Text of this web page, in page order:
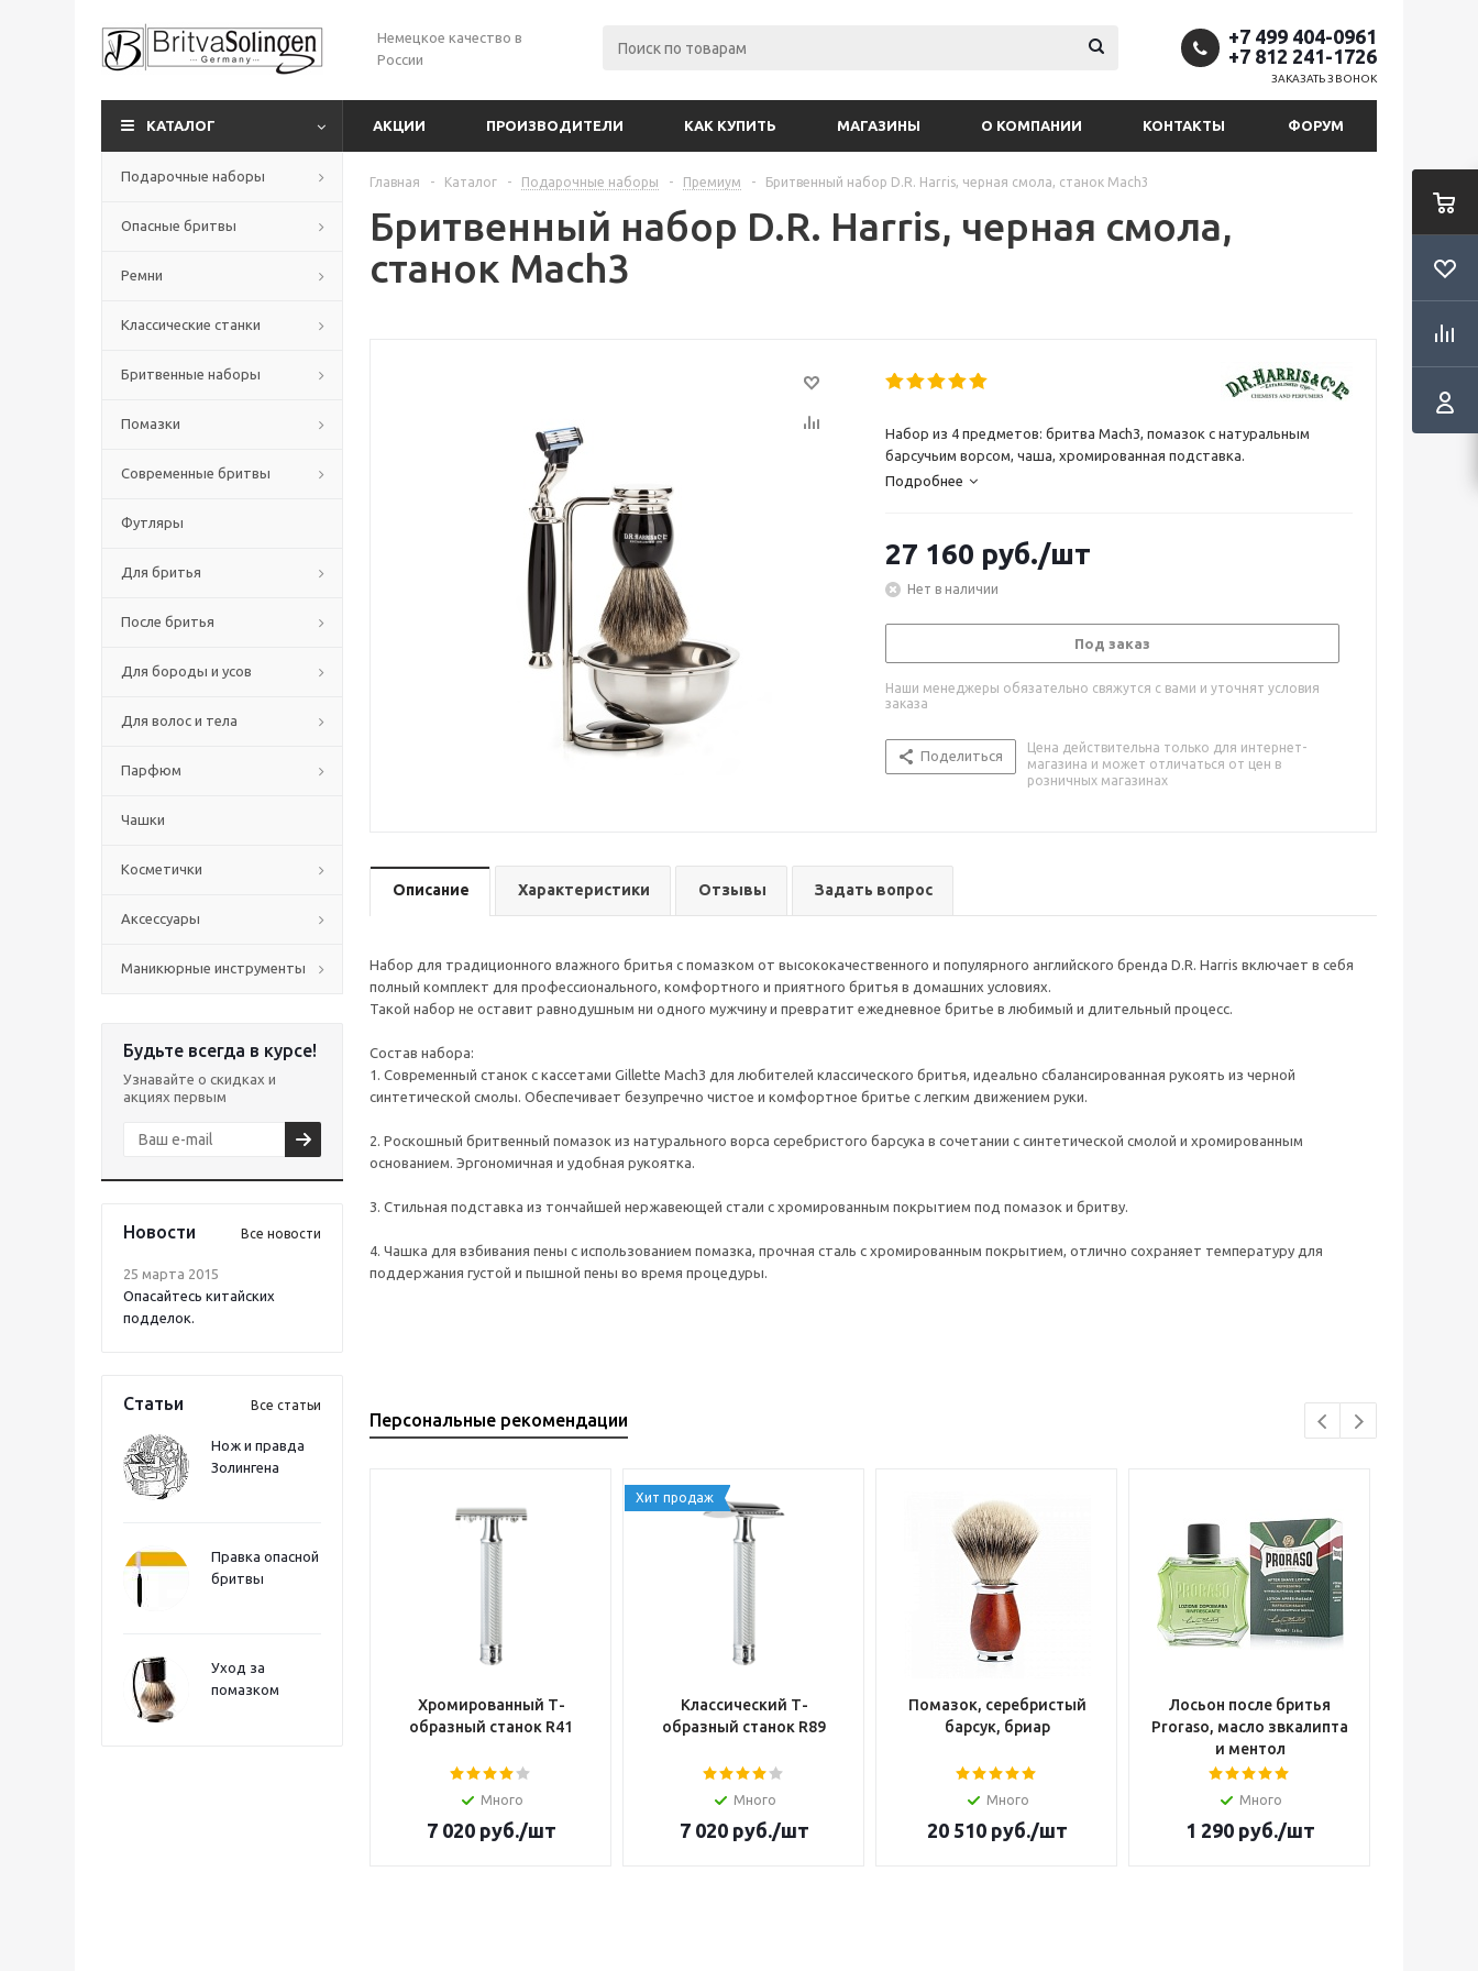
Немецкое качество в
России
+7 499 404-0961
+7 812 241-1726
ЗАКАЗАТЬ ЗВОНОК
КАТАЛОГ АКЦИИ ПРОИЗВОДИТЕЛИ КАК КУПИТЬ МАГАЗИНЫ О КОМПАНИИ КОНТАКТЫ ФОРУМ
Подарочные наборы
Опасные бритвы
Ремни
Классические станки
Бритвенные наборы
Помазки
Современные бритвы
Футляры
Для бритья
После бритья
Для бороды и усов
Для волос и тела
Парфюм
Чашки
Косметички
Аксессуары
Маникюрные инструменты
Будьте всегда в курсе!
Узнавайте о скидках и
акциях первым
Новости Все новости
25 марта 2015
Опасайтесь китайских
подделок.
Статьи Все статьи
Нож и правда
Золингена
Правка опасной
бритвы
Уход за
помазком
Главная - Каталог - Подарочные наборы - Премиум - Бритвенный набор D.R. Harris, черная смола, станок Mach3
Бритвенный набор D.R. Harris, черная смола,
станок Mach3
Набор из 4 предметов: бритва Mach3, помазок с натуральным
барсучьим ворсом, чаша, хромированная подставка.
Подробнее
27 160 руб./шт
Нет в наличии
Под заказ
Наши менеджеры обязательно свяжутся с вами и уточнят условия
заказа
Поделиться
Цена действительна только для интернет-
магазина и может отличаться от цен в
розничных магазинах
Описание Характеристики Отзывы Задать вопрос
Набор для традиционного влажного бритья с помазком от высококачественного и популярного английского бренда D.R. Harris включает в себя
полный комплект для профессионального, комфортного и приятного бритья в домашних условиях.
Такой набор не оставит равнодушным ни одного мужчину и превратит ежедневное бритье в любимый и длительный процесс.
Состав набора:
1. Современный станок с кассетами Gillette Mach3 для любителей классического бритья, идеально сбалансированная рукоять из черной
синтетической смолы. Обеспечивает безупречно чистое и комфортное бритье с легким движением руки.
2. Роскошный бритвенный помазок из натурального ворса серебристого барсука в сочетании с синтетической смолой и хромированным
основанием. Эргономичная и удобная рукоятка.
3. Стильная подставка из тончайшей нержавеющей стали с хромированным покрытием под помазок и бритву.
4. Чашка для взбивания пены с использованием помазка, прочная сталь с хромированным покрытием, отлично сохраняет температуру для
поддержания густой и пышной пены во время процедуры.
Персональные рекомендации
Хромированный Т-
образный станок R41
Много
7 020руб./шт
Хит продаж
Классический Т-
образный станок R89
Много
7 020руб./шт
Помазок, серебристый
барсук, бриар
Много
20 510руб./шт
Лосьон после бритья
Proraso, масло звкалипта
и ментол
Много
1 290руб./шт